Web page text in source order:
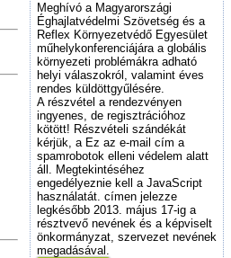
Meghívó a Magyarországi
Éghajlatvédelmi Szövetség és a
Reflex Környezetvédő Egyesület
műhelykonferenciájára a globális
környezeti problémákra adható
helyi válaszokról, valamint éves
rendes küldöttgyűlésére.
A részvétel a rendezvényen
ingyenes, de regisztrációhoz
kötött! Részvételi szándékát
kérjük, a Ez az e-mail cím a
spamrobotok elleni védelem alatt
áll. Megtekintéséhez
engedélyeznie kell a JavaScript
használatát. címen jelezze
legkésőbb 2013. május 17-ig a
résztvevő nevének és a képviselt
önkormányzat, szervezet nevének
megadásával.